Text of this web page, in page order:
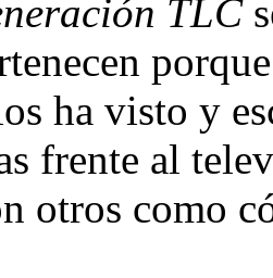
TLC
ha visto y
frente al
otros como